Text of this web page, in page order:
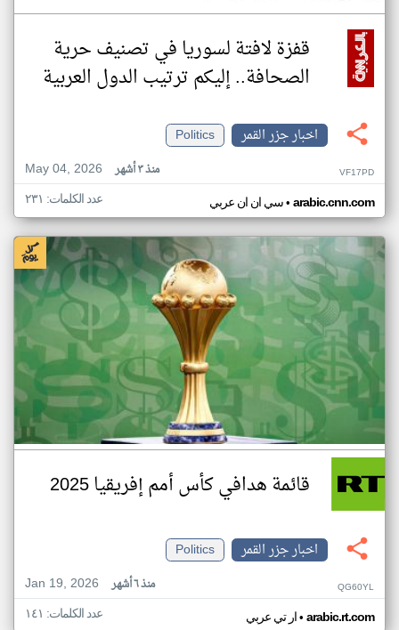
قفزة لافتة لسوريا في تصنيف حرية
الصحافة.. إليكم ترتيب الدول العربية
اخبار جزر القمر
Politics
May 04, 2026
منذ ٣ أشهر VF17PD
سي ان ان عربي• arabic.cnn.com عدد الكلمات: ٢٣١
قائمة هدافي كأس أمم إفريقيا 2025
اخبار جزر القمر
Politics
Jan 19, 2026
منذ ٦ أشهر QG60YL
ار تي عربي• arabic.rt.com عدد الكلمات: ١٤١